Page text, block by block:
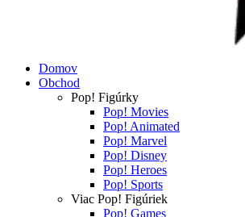
Domov
Obchod
Pop! Figúrky
Pop! Movies
Pop! Animated
Pop! Marvel
Pop! Disney
Pop! Heroes
Pop! Sports
Viac Pop! Figúriek
Pop! Games